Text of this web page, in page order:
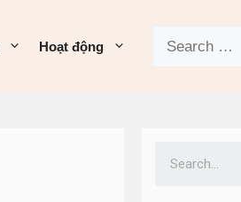
Hoạt động